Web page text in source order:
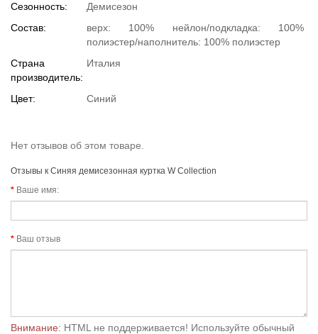
Сезонность:
Демисезон
Состав:
верх: 100% нейлон/подкладка: 100%
полиэстер/наполнитель: 100% полиэстер
Страна
производитель:
Италия
Цвет: Синий
Нет отзывов об этом товаре.
Отзывы к Синяя демисезонная куртка W Collection
Ваше имя:
Ваш отзыв
Внимание: HTML не поддерживается! Используйте обычный